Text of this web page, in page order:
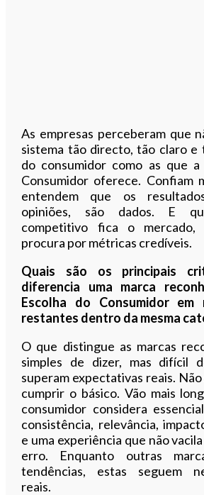
As empresas perceberam que
sistema tão directo, tão claro e
do consumidor como as que a
Consumidor oferece. Confiam
entendem que os
opiniões, são dados. E
competitivo fica o
procura por métricas credíveis.
Quais são os principais
diferencia uma marca
Escolha do Consumidor em
restantes dentro da mesma
O que distingue as marcas
simples de dizer, mas difícil
superam expectativas reais. Não
cumprir o básico. Vão mais
consumidor considera
consistência, relevância,
e uma experiência que não
erro. Enquanto outras
tendências, estas seguem
reais.